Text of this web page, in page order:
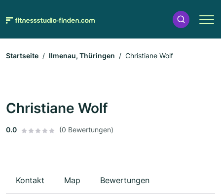
Startseite Ilmenau, Thüringen Christiane Wolf
Christiane Wolf
0.0 (0 Bewertungen)
Kontakt Map Bewertungen